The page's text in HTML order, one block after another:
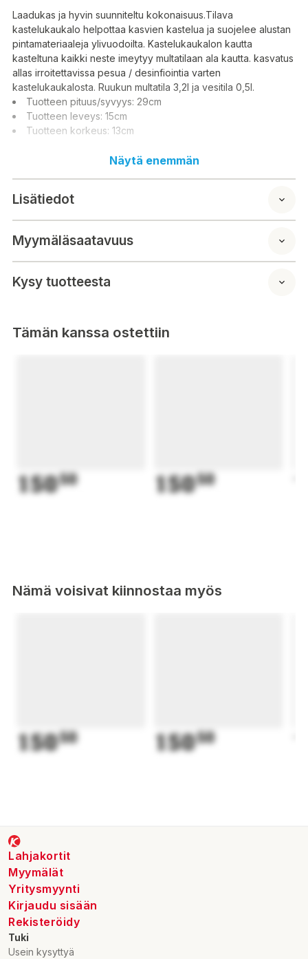
Laadukas ja hyvin suunniteltu kokonaisuus.Tilava
kastelukaukalo helpottaa kasvien kastelua ja suojelee alustan
pintamateriaaleja ylivuodoilta. Kastelukaukalon kautta
kasteltuna kaikki neste imeytyy multatilaan ala kautta. kasvatus
allas irroitettavissa pesua / desinfiointia varten
kastelukaukalosta. Ruukun multatila 3,2l ja vesitila 0,5l.
Tuotteen pituus/syvyys: 29cm
Tuotteen leveys: 15cm
Tuotteen korkeus: 13cm
skyddar substratets ytmaterial från överflöd.
Odlingsbassängen är löstagbar för tvätt/desinfektion från
liters vattenfack.
Produktlängd/djup: 29 cm
Produktbredd: 15 cm
Produkthöjd: 13 cm
Näytä enemmän
Lisätiedot
Myymäläsaatavuus
Kysy tuotteesta
Tämän kanssa ostettiin
15050 15050
Nämä voisivat kiinnostaa myös
15050 15050
Lahjakortit
Myymälät
Yritysmyynti
Kirjaudu sisään
Rekisteröidy
Tuki
Usein kysyttyä